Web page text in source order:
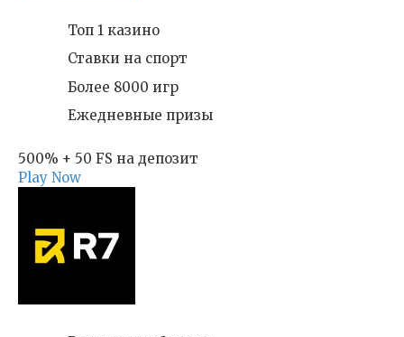
Топ 1 казино
Ставки на спорт
Более 8000 игр
Ежедневные призы
500% + 50 FS на депозит
Play Now